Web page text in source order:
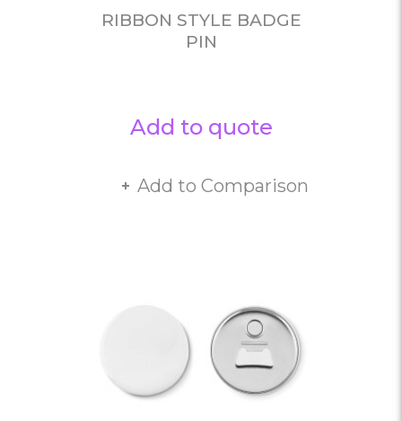
RIBBON STYLE BADGE
PIN
Add to quote
Add to Comparison